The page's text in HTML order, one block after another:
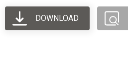
DOWNLOAD